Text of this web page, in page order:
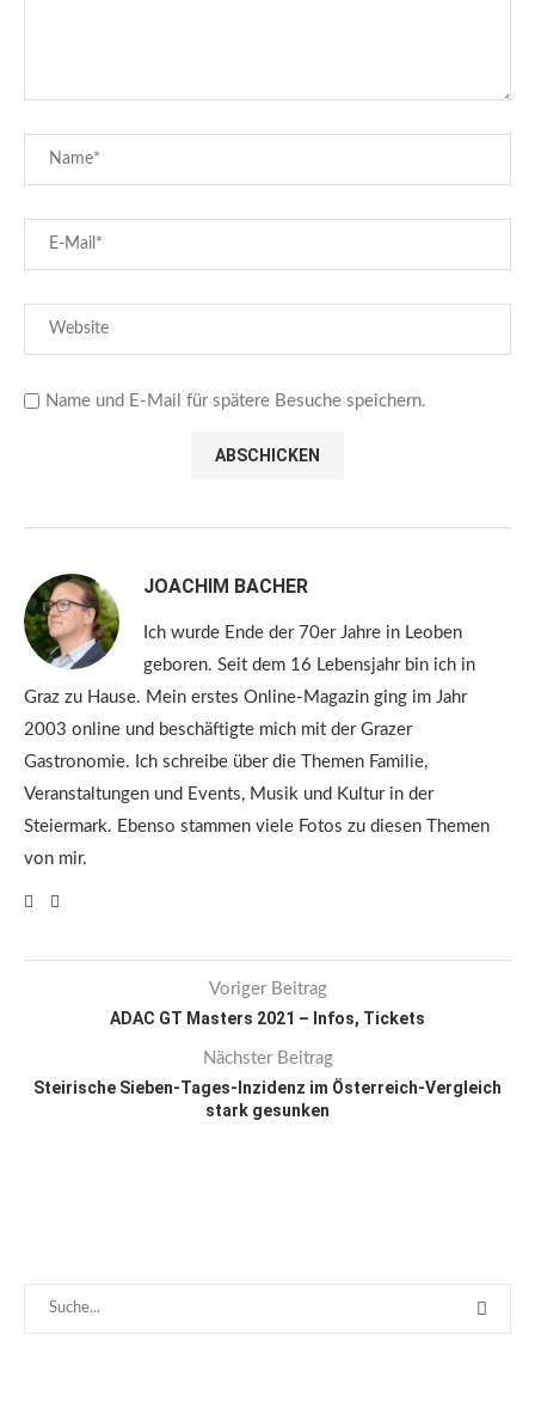
Name und E-Mail für spätere Besuche speichern.
JOACHIM BACHER
Ich wurde Ende der 70er Jahre in Leoben
geboren. Seit dem 16 Lebensjahr bin ich in
Graz zu Hause. Mein erstes Online-Magazin ging im Jahr
2003 online und beschäftigte mich mit der Grazer
Gastronomie. Ich schreibe über die Themen Familie,
Veranstaltungen und Events, Musik und Kultur in der
Steiermark. Ebenso stammen viele Fotos zu diesen Themen
von mir.
Voriger Beitrag
ADAC GT Masters 2021 – Infos, Tickets
Nächster Beitrag
Steirische Sieben-Tages-Inzidenz im Österreich-Vergleich
stark gesunken